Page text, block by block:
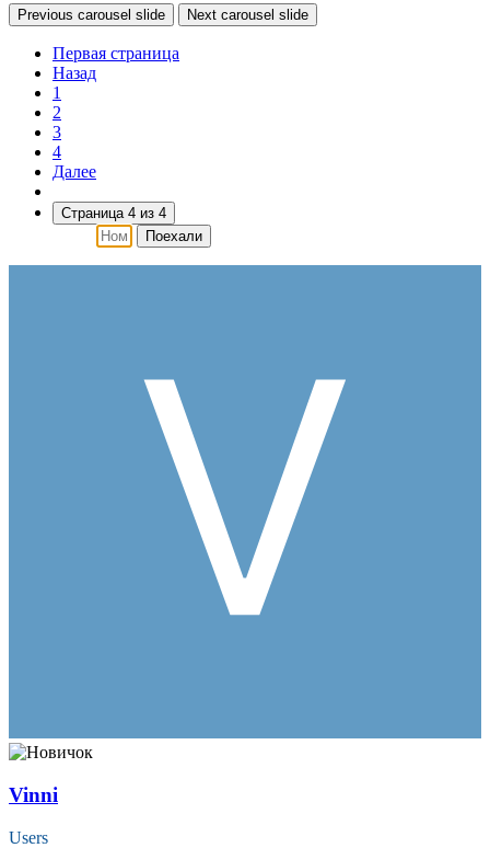
Previous carousel slide Next carousel slide
Первая страница
Назад
1
2
3
4
Далее
Страница 4 из 4
Поехали
Vinni
Users